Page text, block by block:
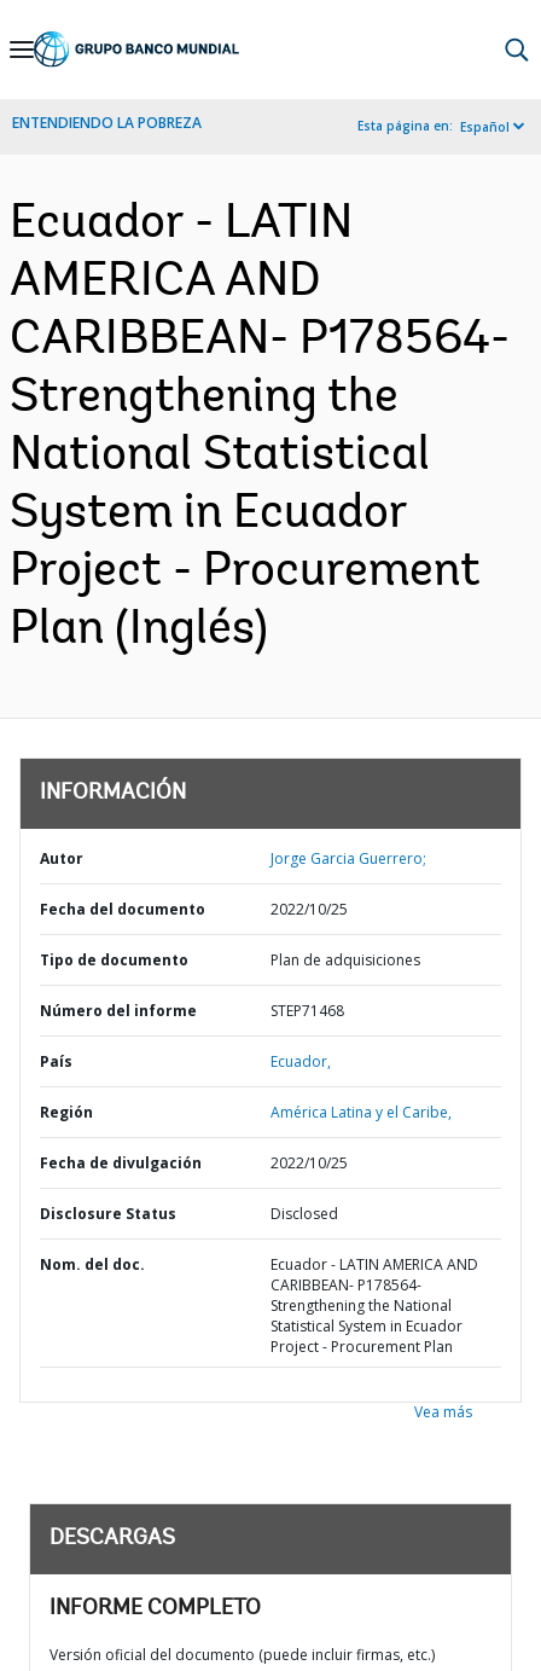
Skip
Navigation
ENTENDIENDO LA POBREZA Esta página en: Español
Ecuador - LATIN
AMERICA AND
CARIBBEAN- P178564-
Strengthening the
National Statistical
System in Ecuador
Project - Procurement
Plan (Inglés)
INFORMACIÓN
Autor Jorge Garcia Guerrero;
Fecha del documento 2022/10/25
Tipo de documento Plan de adquisiciones
Número del informe STEP71468
País Ecuador,
Región América Latina y el Caribe,
Fecha de divulgación 2022/10/25
Disclosure Status Disclosed
Nom. del doc.
Ecuador - LATIN AMERICA AND
CARIBBEAN- P178564-
Strengthening the National
Statistical System in Ecuador
Project - Procurement Plan
Vea más
DESCARGAS
INFORME COMPLETO
Versión oficial del documento (puede incluir firmas, etc.)